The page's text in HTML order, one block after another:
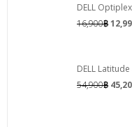
DELL
16,900฿
DELL
54,900฿